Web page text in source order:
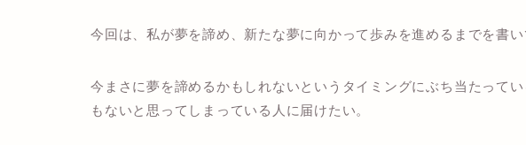
今回は、私が夢を諦め、新たな夢に向かって歩みを進めるまでを書い
今まさに夢を諦めるかもしれないというタイミングにぶち当たって
もないと思ってしまっている人に届けたい。